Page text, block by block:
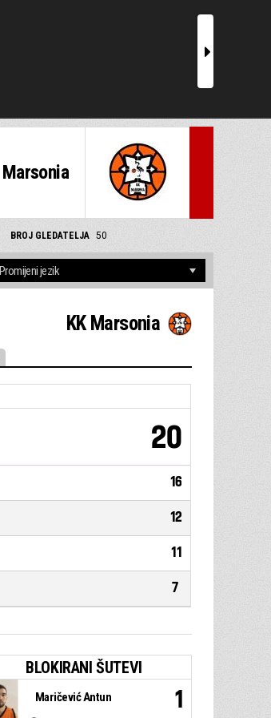
r
Marsonia
BROJ GLEDATELJA 50
KK Marsonia
20
16
12
11
7
BLOKIRANI ŠUTEVI
Maričević Antun 1